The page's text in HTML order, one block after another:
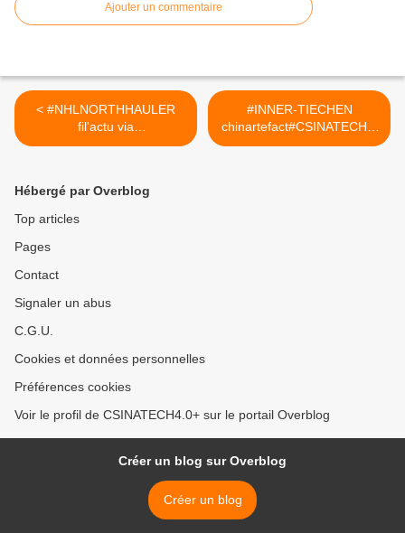
Ajouter un commentaire
< #NHLNORTHHAULER
fil'actu via
CSINATECH4.02025
#INNER-TIECHEN
chinartefact#CSINATECH4.
02025 >
Hébergé par Overblog
Top articles
Pages
Contact
Signaler un abus
C.G.U.
Cookies et données personnelles
Préférences cookies
Voir le profil de CSINATECH4.0+ sur le portail Overblog
Créer un blog sur Overblog
Créer un blog